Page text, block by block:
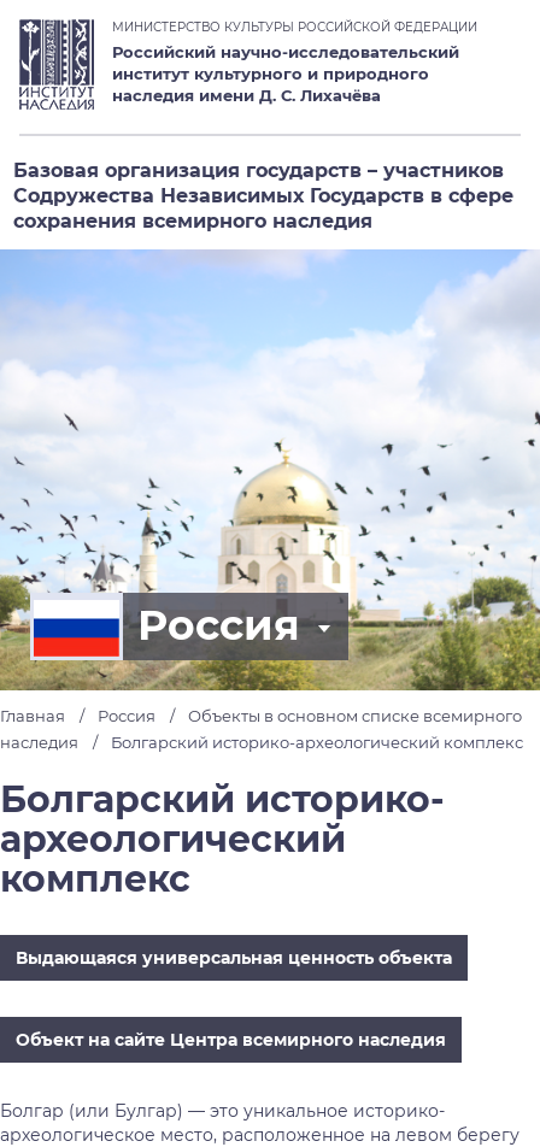
МИНИСТЕРСТВО КУЛЬТУРЫ РОССИЙСКОЙ ФЕДЕРАЦИИ
Российский научно-исследовательский
институт культурного и природного
наследия имени Д. С. Лихачёва
Базовая организация государств – участников
Содружества Независимых Государств в сфере
сохранения всемирного наследия
Россия
Главная Россия
Объекты в основном списке всемирного
наследия
Болгарский историко-археологический комплекс
Болгарский историко-
археологический
комплекс
Выдающаяся универсальная ценность объекта
Объект на сайте Центра всемирного наследия
Болгар (или Булгар) — это уникальное историко-
археологическое место, расположенное на левом берегу